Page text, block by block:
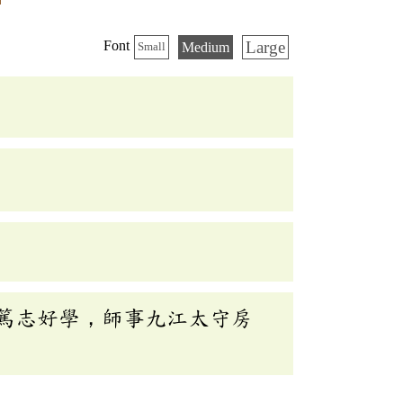
Font Small Medium Large
志好學，師事九江太守房